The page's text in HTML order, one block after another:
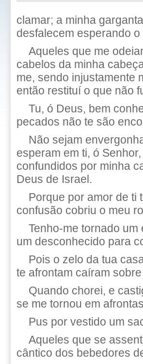
clamar; a minha
desfalecem esperando
Aqueles que me
cabelos da minha
me, sendo injustamente
então restituí o que não
Tu, ó Deus, bem
pecados não te são
Não sejam
esperam em ti, ó
confundidos por minha
Deus de Israel.
Porque por amor de ti
confusão cobriu o meu
Tenho-me tornado
um desconhecido para
Pois o zelo da tua
te afrontam caíram
Quando chorei, e
se me tornou em
Pus por vestido um
Aqueles que se
cântico dos bebedores